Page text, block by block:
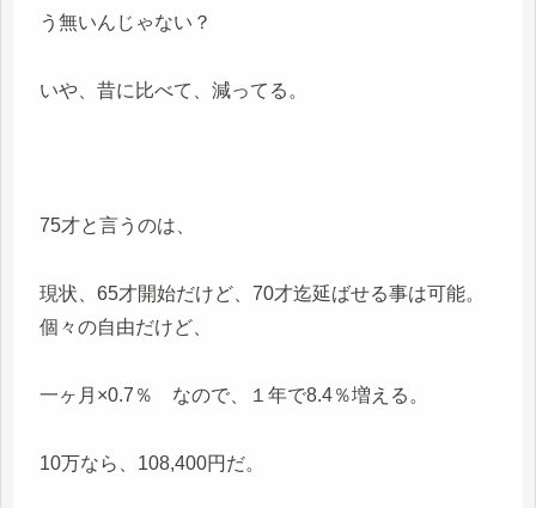
う無いんじゃない？
いや、昔に比べて、減ってる。
75才と言うのは、
現状、65才開始だけど、70才迄延ばせる事は可能。
個々の自由だけど、
一ヶ月×0.7％ なので、１年で8.4％増える。
10万なら、108,400円だ。